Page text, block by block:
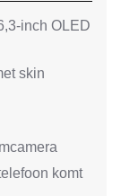
inch OLED
skin
komt